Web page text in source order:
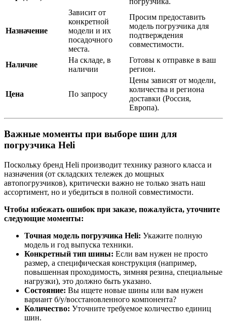
Назначение
Зависит от
конкретной
модели и их
посадочного
места.
Просим предоставить
модель погрузчика для
подтверждения
совместимости.
Наличие
На складе, в
наличии
Готовы к отправке в ваш
регион.
Цена По запросу
Цены зависят от модели,
количества и региона
доставки (Россия,
Европа).
Важные моменты при выборе шин для
погрузчика Heli
Поскольку бренд Heli производит технику разного класса и
назначения (от складских тележек до мощных
автопогрузчиков), критически важно не только знать наш
ассортимент, но и убедиться в полной совместимости.
Чтобы избежать ошибок при заказе, пожалуйста, уточните
следующие моменты:
Точная модель погрузчика Heli: Укажите полную
модель и год выпуска техники.
Конкретный тип шины: Если вам нужен не просто
размер, а специфическая конструкция (например,
повышенная проходимость, зимняя резина, специальные
нагрузки), это должно быть указано.
Состояние: Вы ищете новые шины или вам нужен
вариант б/у/восстановленного компонента?
Количество: Уточните требуемое количество единиц
шин.